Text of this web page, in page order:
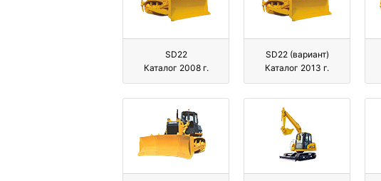
SD22
Каталог 2008 г.
SD22 (вариант)
Каталог 2013 г.